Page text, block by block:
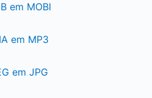
em MOBI
em MP3
em JPG